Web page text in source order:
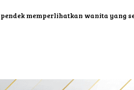
memperlihatkan wanita yang